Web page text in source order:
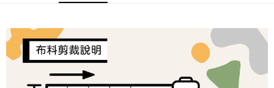
2.付款方式選擇「大哥付你分期」，訂單成立後會自動跳轉到大哥付的交易
成交易。
3.實際核准額度、可分期數及費用金額請依後續交易確認頁面所載為準。
4.訂單成立30分鐘內，如未前往確認交易或遇審核未通過，訂單將自動取
消。如遇「轉專審核」未通過狀況，表示未達大哥付你分期系統評分，恕無
【繳款方式說明】
AFTEE先享後付是「在收到商品之後才付款」的支付方式。 讓您購物簡單
便利好安心！
１．簡單：不需註冊會員、不需綁卡、不需儲值。
２．便利：只要手機號碼，簡訊認證，即可結帳。
３．安心：先確認商品／服務後，再付款。
ATM付款
運送方式